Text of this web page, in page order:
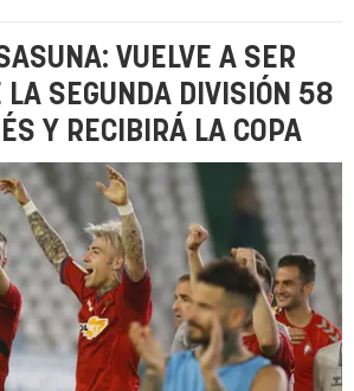
VUELVE A SER
LA SEGUNDA DIVISIÓN 58
Y RECIBIRÁ LA COPA